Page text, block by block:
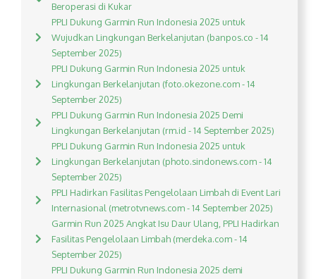
Beroperasi di Kukar
PPLI Dukung Garmin Run Indonesia 2025 untuk
Wujudkan Lingkungan Berkelanjutan (banpos.co - 14
September 2025)
PPLI Dukung Garmin Run Indonesia 2025 untuk
Lingkungan Berkelanjutan (foto.okezone.com - 14
September 2025)
PPLI Dukung Garmin Run Indonesia 2025 Demi
Lingkungan Berkelanjutan (rm.id - 14 September 2025)
PPLI Dukung Garmin Run Indonesia 2025 untuk
Lingkungan Berkelanjutan (photo.sindonews.com - 14
September 2025)
PPLI Hadirkan Fasilitas Pengelolaan Limbah di Event Lari
Internasional (metrotvnews.com - 14 September 2025)
Garmin Run 2025 Angkat Isu Daur Ulang, PPLI Hadirkan
Fasilitas Pengelolaan Limbah (merdeka.com - 14
September 2025)
PPLI Dukung Garmin Run Indonesia 2025 demi